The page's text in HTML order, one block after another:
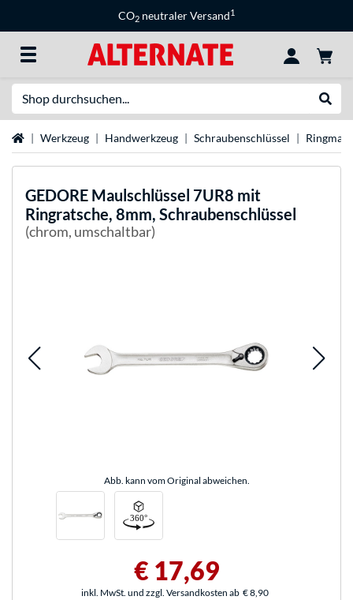
CO2 neutraler Versand1
StartseiteWerkzeug Handwerkzeug Schraubenschlüssel
GEDORE Maulschlüssel 7UR8 mit
Ringratsche, 8mm, Schraubenschlüssel
(chrom, umschaltbar)
Abb. kann vom Original abweichen.
€ 17,69
inkl. MwSt. und zzgl. Versandkosten ab € 8,90